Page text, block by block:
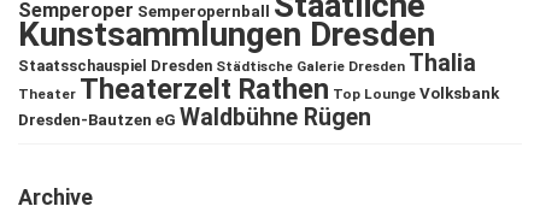
Semperoper Semperopernball
Kunstsammlungen Dresden
Staatsschauspiel Dresden Städtische Galerie Dresden Thalia
Theater Theaterzelt Rathen Top Lounge Volksbank
Dresden-Bautzen eG Waldbühne Rügen
Archive